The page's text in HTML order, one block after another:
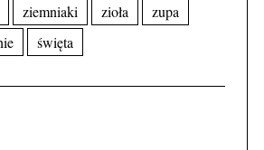
ziemniaki zioła
zupa
święta